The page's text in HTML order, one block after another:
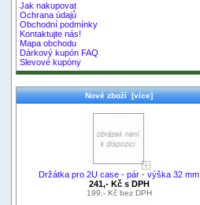
Jak nakupovat
Ochrana údajů
Obchodní podmínky
Kontaktujte nás!
Mapa obchodu
Dárkový kupón FAQ
Slevové kupóny
Nové zboží [více]
Držátka pro 2U case - pár - výška 32 mm
241,- Kč s DPH
199,- Kč bez DPH